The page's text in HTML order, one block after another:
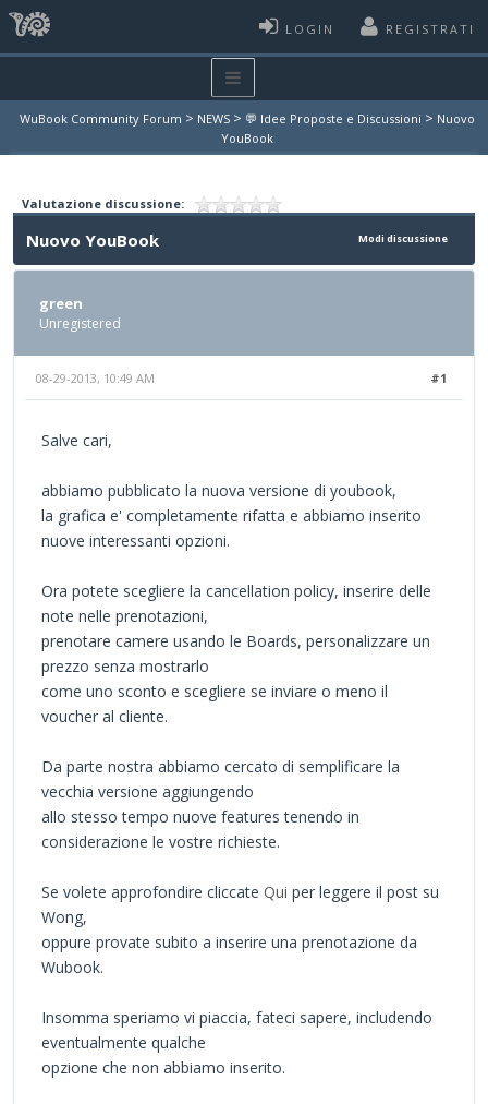
LOGIN REGISTRATI
WuBook Community Forum > NEWS > 💬 Idee Proposte e Discussioni > Nuovo
YouBook
Valutazione discussione:
Modi discussione
Nuovo YouBook
green
Unregistered
#1
08-29-2013, 10:49 AM
Salve cari,
abbiamo pubblicato la nuova versione di youbook,
la grafica e' completamente rifatta e abbiamo inserito
nuove interessanti opzioni.
Ora potete scegliere la cancellation policy, inserire delle
note nelle prenotazioni,
prenotare camere usando le Boards, personalizzare un
prezzo senza mostrarlo
come uno sconto e scegliere se inviare o meno il
voucher al cliente.
Da parte nostra abbiamo cercato di semplificare la
vecchia versione aggiungendo
allo stesso tempo nuove features tenendo in
considerazione le vostre richieste.
Se volete approfondire cliccate Qui per leggere il post su
Wong,
oppure provate subito a inserire una prenotazione da
Wubook.
Insomma speriamo vi piaccia, fateci sapere, includendo
eventualmente qualche
opzione che non abbiamo inserito.